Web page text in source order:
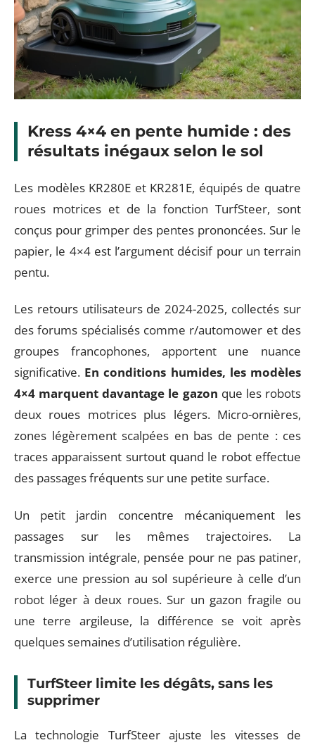
Kress 4×4 en pente humide : des
résultats inégaux selon le sol
Les modèles KR280E et KR281E, équipés de quatre
roues motrices et de la fonction TurfSteer, sont
conçus pour grimper des pentes prononcées. Sur le
papier, le 4×4 est l’argument décisif pour un terrain
pentu.
Les retours utilisateurs de 2024-2025, collectés sur
des forums spécialisés comme r/automower et des
groupes francophones, apportent une nuance
significative. En conditions humides, les modèles
4×4 marquent davantage le gazon que les robots
deux roues motrices plus légers. Micro-ornières,
zones légèrement scalpées en bas de pente : ces
traces apparaissent surtout quand le robot effectue
des passages fréquents sur une petite surface.
Un petit jardin concentre mécaniquement les
passages sur les mêmes trajectoires. La
transmission intégrale, pensée pour ne pas patiner,
exerce une pression au sol supérieure à celle d’un
robot léger à deux roues. Sur un gazon fragile ou
une terre argileuse, la différence se voit après
quelques semaines d’utilisation régulière.
TurfSteer limite les dégâts, sans les
supprimer
La technologie TurfSteer ajuste les vitesses de